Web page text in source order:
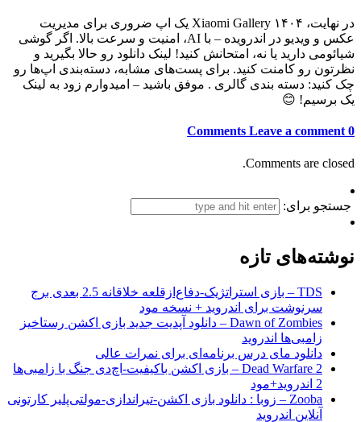
در نهایت، Xiaomi Gallery ۱۴۰۴ یک اپ ضروری برای مدیریت
عکس و ویدیو در اندرویده – با AI، امنیت و سرعت بالا. اگر گوشی
شیائومی دارید یا نه، امتحانش کنید! لینک دانلود رو حالا بگیرید و
نظرتون رو کامنت کنید. برای پست‌های مشابه، دسته‌بندی اپ‌ها رو
چک کنید: دسته بندی گالری . موفق باشید – امیدوارم زود به لینک
یک برسیم! 😊
0 Comments
Leave a comment
Comments are closed.
جستجو برای:
نوشته‌های تازه
TDS – بازی استراتژیک-دفاع‌از‌قلعه خلاقانه 2.5 بعدی برج
سرنوشت برای اندروید + نسخه مود
Dawn of Zombies – دانلود آپدیت جدید بازی اکشن رستاخیز
زامبی‌ها اندروید
دانلود مای درس برنامه‌ای برای نمرات عالی
Dead Warfare 2 – بازی اکشن باکیفیت-اچ‌دی جنگ با زامبی‌ها
2 اندروید+مود
Zooba – زوبا : دانلود بازی اکشن-تیراندازی-مولتی‌پلیر کارتونی
آنلاین اندروید